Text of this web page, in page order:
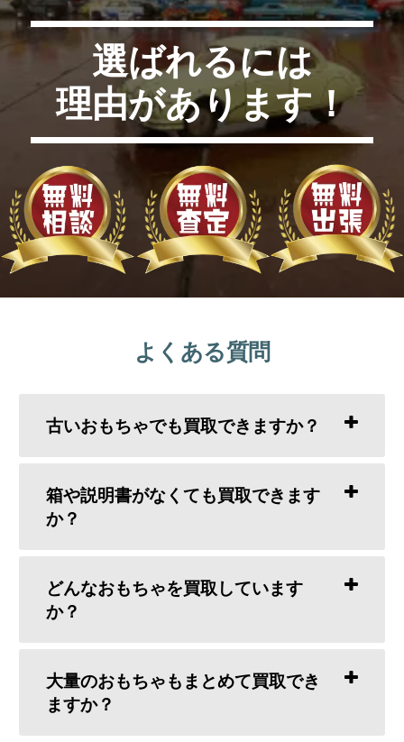
選ばれるには
理由があります！
よくある質問
古いおもちゃでも買取できますか？
箱や説明書がなくても買取できます
か？
どんなおもちゃを買取しています
か？
大量のおもちゃもまとめて買取でき
ますか？